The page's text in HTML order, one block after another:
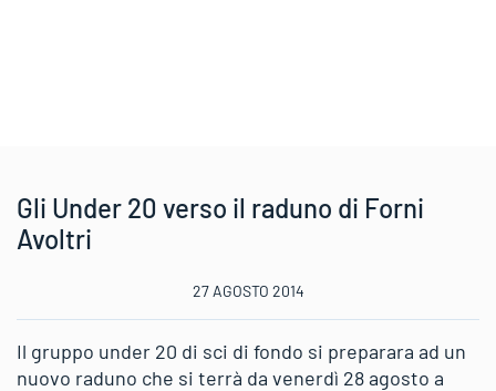
Gli Under 20 verso il raduno di Forni
Avoltri
27 AGOSTO 2014
Il gruppo under 20 di sci di fondo si preparara ad un
nuovo raduno che si terrà da venerdì 28 agosto a